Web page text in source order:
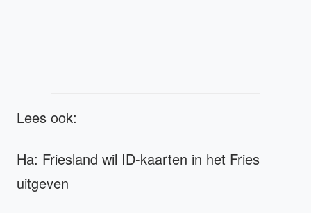
Lees ook:
Ha: Friesland wil ID-kaarten in het Fries
uitgeven